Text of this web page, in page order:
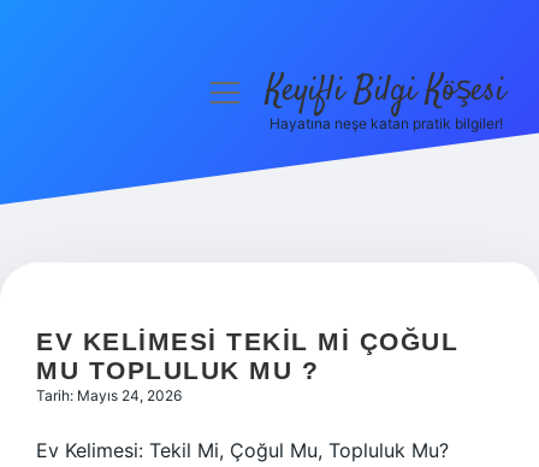
Hakkımızda
menüyüKeyifli Bilgi Köşesi
Hayatına neşe katan pratik bilgiler!
EV KELIMESI TEKIL MI ÇOĞUL
MU TOPLULUK MU ?
Tarih: Mayıs 24, 2026
Ev Kelimesi: Tekil Mi, Çoğul Mu, Topluluk Mu?